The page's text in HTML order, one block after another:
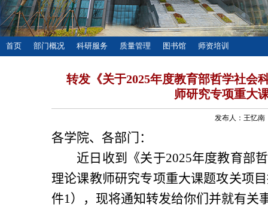
首页 部门概况 科研服务 质量管理 图书馆 师资培训
转发《关于2025年度教育部哲学社会
师研究专项重大
发布人：王忆南
各学院、各部门：
近日收到《关于2025年度教育部
理论课教师研究专项重大课题攻关项
件1），现将通知转发给你们并就有关